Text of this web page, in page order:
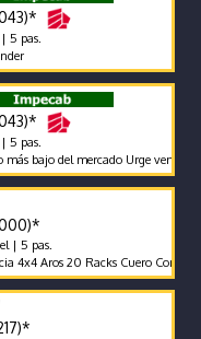
5 pas.
5 pas.
del mercado Urge vender
| 5 pas.
Aros 20 Racks Cuero Compuerta